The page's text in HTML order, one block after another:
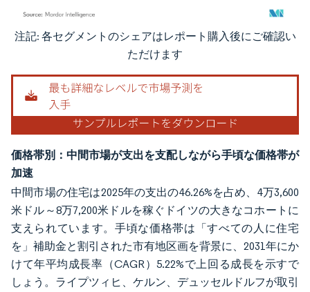
画像 © Mordor Intelligence。再利用にはCC BY 4.0の表示が必要です。
注記: 各セグメントのシェアはレポート購入後にご確認い
ただけます
価格帯別：中間市場が支出を支配しながら手頃な価格帯が
加速
中間市場の住宅は2025年の支出の46.26%を占め、4万3,600
米ドル～8万7,200米ドルを稼ぐドイツの大きなコホートに
支えられています。手頃な価格帯は「すべての人に住宅
を」補助金と割引された市有地区画を背景に、2031年にか
けて年平均成長率（CAGR）5.22%で上回る成長を示すで
しょう。ライプツィヒ、ケルン、デュッセルドルフが取引